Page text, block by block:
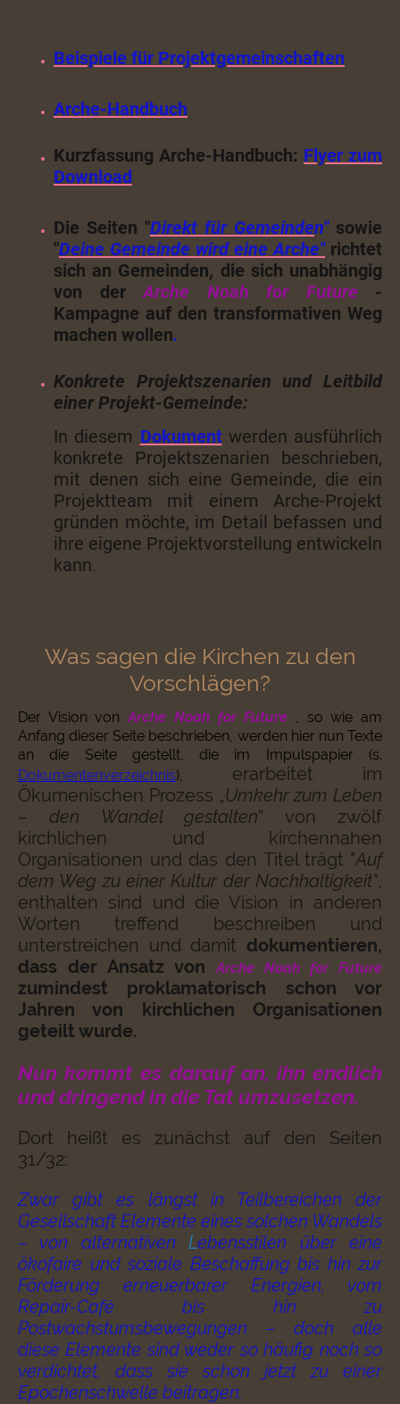
Beispiele für Projektgemeinschaften
Arche-Handbuch
Kurzfassung Arche-Handbuch: Flyer zum
Download
Die Seiten "Direkt für Gemeinden"sowie
"Deine Gemeinde wird eine Arche" richtet
sich an Gemeinden, die sich unabhängig
von der Arche Noah for Future -
Kampagne auf den transformativen Weg
machen wollen.
Konkrete Projektszenarien und Leitbild
einer Projekt-Gemeinde:
In diesem Dokument werden ausführlich
konkrete Projektszenarien beschrieben,
mit denen sich eine Gemeinde, die ein
Projektteam mit einem Arche-Projekt
gründen möchte, im Detail befassen und
ihre eigene Projektvorstellung entwickeln
kann.
Was sagen die Kirchen zu den
Vorschlägen?
Der Vision vonArche Noah for Future , so wie am
Anfang dieser Seite beschrieben, werden hier nun Texte
an die Seite gestellt, die im Impulspapier (s.
Dokumentenverzeichnis), erarbeitet im
Ökumenischen Prozess „Umkehr zum Leben
– den Wandel gestalten“ von zwölf
kirchlichen und kirchennahen
Organisationen und das den Titel trägt "Auf
dem Weg zu einer Kultur der Nachhaltigkeit",
enthalten sind und die Vision in anderen
Worten treffend beschreiben und
unterstreichen und damit dokumentieren,
dass der Ansatz vonArche Noah for Future
zumindest proklamatorisch schon vor
Jahren von kirchlichen Organisationen
geteilt wurde.
Nun kommt es darauf an, ihn endlich
und dringend in die Tat umzusetzen.
Dort heißt es zunächst auf den Seiten
31/32:
Zwar gibt es längst in Teilbereichen der
Gesellschaft Elemente eines solchen Wandels
– von alternativen Lebensstilen über eine
ökofaire und soziale Beschaffung bis hin zur
Förderung erneuerbarer Energien, vom
Repair-Café bis hin zu
Postwachstumsbewegungen – doch alle
diese Elemente sind weder so häufig noch so
verdichtet, dass sie schon jetzt zu einer
Epochenschwelle beitragen.